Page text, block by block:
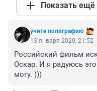
Показать ещё
учите полиграфию
13 января 2020, 21:52
Российский фильм
Оскар. И я радуюсь
могу. )))